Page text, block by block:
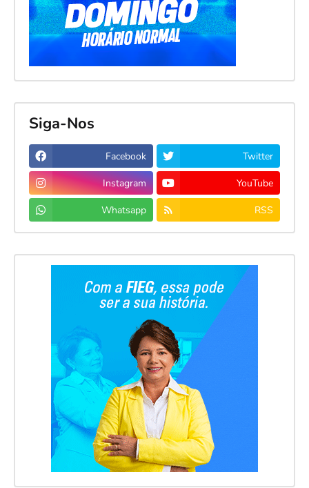
Siga-Nos
Facebook Twitter
Instagram YouTube
Whatsapp RSS